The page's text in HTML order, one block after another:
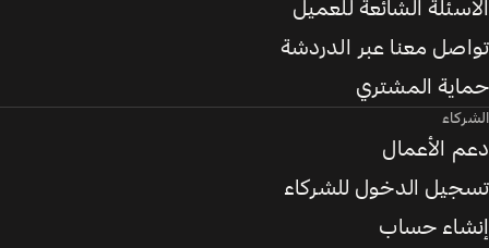
الأسئلة الشائعة للعميل
تواصل معنا عبر الدردشة
حماية المشتري
الشركاء
دعم الأعمال
تسجيل الدخول للشركاء
إنشاء حساب